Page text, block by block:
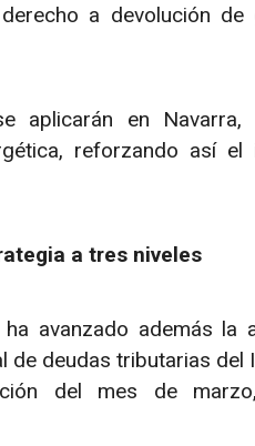
a devolución de
aplicarán en
reforzando así
a tres niveles
avanzado además la
de deudas tributarias del
del mes de